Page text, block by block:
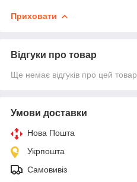
Приховати
Відгуки про товар
Ще немає відгуків про цей товар
Умови доставки
Нова Пошта
Укрпошта
Самовивіз